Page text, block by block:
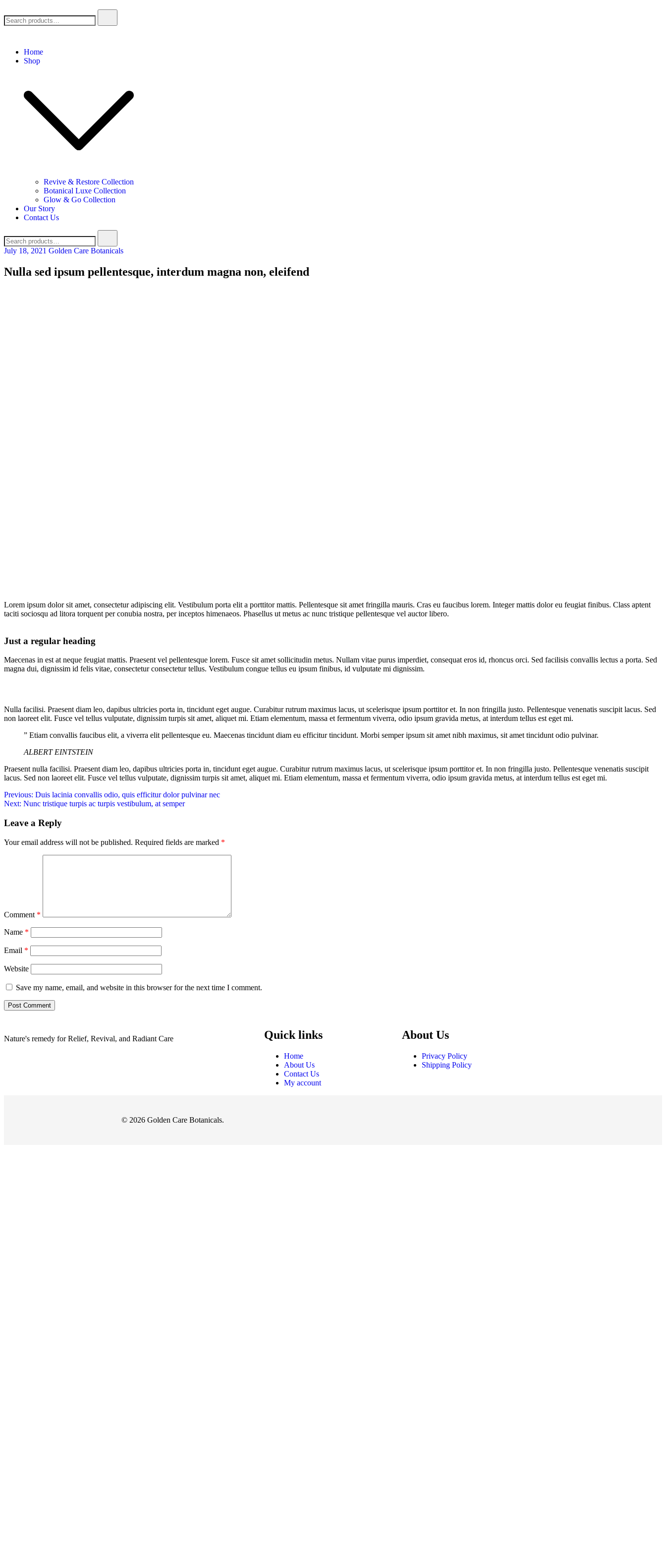
Home
Shop
Revive & Restore Collection
Botanical Luxe Collection
Glow & Go Collection
Our Story
Contact Us
July 18, 2021 Golden Care Botanicals
Nulla sed ipsum pellentesque, interdum magna non, eleifend
Lorem ipsum dolor sit amet, consectetur adipiscing elit. Vestibulum porta elit a porttitor mattis. Pellentesque sit amet fringilla mauris. Cras eu faucibus lorem. Integer mattis dolor eu feugiat finibus. Class aptent
taciti sociosqu ad litora torquent per conubia nostra, per inceptos himenaeos. Phasellus ut metus ac nunc tristique pellentesque vel auctor libero.
Just a regular heading
Maecenas in est at neque feugiat mattis. Praesent vel pellentesque lorem. Fusce sit amet sollicitudin metus. Nullam vitae purus imperdiet, consequat eros id, rhoncus orci. Sed facilisis convallis lectus a porta. Sed
magna dui, dignissim id felis vitae, consectetur consectetur tellus. Vestibulum congue tellus eu ipsum finibus, id vulputate mi dignissim.
Nulla facilisi. Praesent diam leo, dapibus ultricies porta in, tincidunt eget augue. Curabitur rutrum maximus lacus, ut scelerisque ipsum porttitor et. In non fringilla justo. Pellentesque venenatis suscipit lacus. Sed
non laoreet elit. Fusce vel tellus vulputate, dignissim turpis sit amet, aliquet mi. Etiam elementum, massa et fermentum viverra, odio ipsum gravida metus, at interdum tellus est eget mi.
” Etiam convallis faucibus elit, a viverra elit pellentesque eu. Maecenas tincidunt diam eu efficitur tincidunt. Morbi semper ipsum sit amet nibh maximus, sit amet tincidunt odio pulvinar.
ALBERT EINTSTEIN
Praesent nulla facilisi. Praesent diam leo, dapibus ultricies porta in, tincidunt eget augue. Curabitur rutrum maximus lacus, ut scelerisque ipsum porttitor et. In non fringilla justo. Pellentesque venenatis suscipit
lacus. Sed non laoreet elit. Fusce vel tellus vulputate, dignissim turpis sit amet, aliquet mi. Etiam elementum, massa et fermentum viverra, odio ipsum gravida metus, at interdum tellus est eget mi.
Previous: Duis lacinia convallis odio, quis efficitur dolor pulvinar nec
Next: Nunc tristique turpis ac turpis vestibulum, at semper
Leave a Reply
Your email address will not be published. Required fields are marked *
Comment *
Name *
Email *
Website
Save my name, email, and website in this browser for the next time I comment.
Nature's remedy for Relief, Revival, and Radiant Care Quick links
Home
About Us
Contact Us
My account
About Us
Privacy Policy
Shipping Policy
© 2026 Golden Care Botanicals.